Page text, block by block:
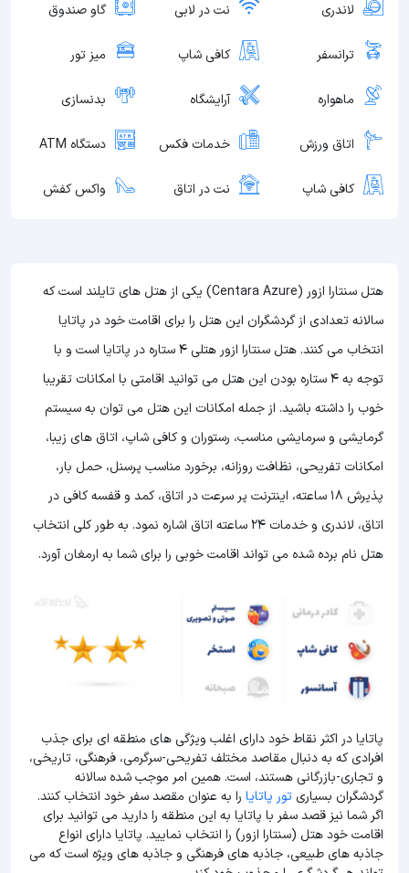
لاندری نت در لابی گاو صندوق
ترانسفر کافی شاپ میز تور
ماهواره آرایشگاه بدنسازی
اتاق ورزش خدمات فکس دستگاه ATM
کافی شاپ نت در اتاق واکس کفش
هتل سنتارا ازور (Centara Azure) یکی از هتل های تایلند است که
سالانه تعدادی از گردشگران این هتل را برای اقامت خود در پاتایا
انتخاب می کنند. هتل سنتارا ازور هتلی 4 ستاره در پاتایا است و با
توجه به 4 ستاره بودن این هتل
می توانید اقامتی با امکانات تقریبا
خوب را داشته باشید. از جمله امکانات این هتل می توان به سیستم
گرمایشی و سرمایشی مناسب، رستوران و کافی شاپ، اتاق های زیبا،
امکانات تفریحی، نظافت روزانه، برخورد مناسب پرسنل، حمل بار،
پذیرش 18 ساعته، اینترنت پر سرعت در اتاق، کمد و قفسه کافی در
اتاق، لاندری و خدمات 24 ساعته اتاق اشاره نمود. به طور کلی انتخاب
هتل نام برده شده می تواند اقامت خوبی را برای شما به ارمغان آورد.
پاتایا در اکثر نقاط خود دارای اغلب ویژگی های منطقه ای برای جذب
افرادی که به دنبال مقاصد مختلف تفریحی-سرگرمی، فرهنگی، تاریخی،
و تجاری-بازرگانی هستند، است. همین امر موجب شده سالانه
گردشگران بسیاریتور پاتایا را به عنوان مقصد سفر خود انتخاب کنند.
اگر شما نیز قصد سفر با پاتایا به این منطقه را دارید می توانید برای
اقامت خود هتل (سنتارا ازور) را انتخاب نمایید. پاتایا دارای انواع
جاذبه های طبیعی، جاذبه های فرهنگی و جاذبه های ویژه است که می